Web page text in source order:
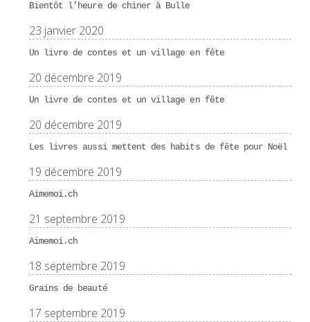
Bientôt l’heure de chiner à Bulle
23 janvier 2020
Un livre de contes et un village en fête
20 décembre 2019
Un livre de contes et un village en fête
20 décembre 2019
Les livres aussi mettent des habits de fête pour Noël
19 décembre 2019
Aimemoi.ch
21 septembre 2019
Aimemoi.ch
18 septembre 2019
Grains de beauté
17 septembre 2019